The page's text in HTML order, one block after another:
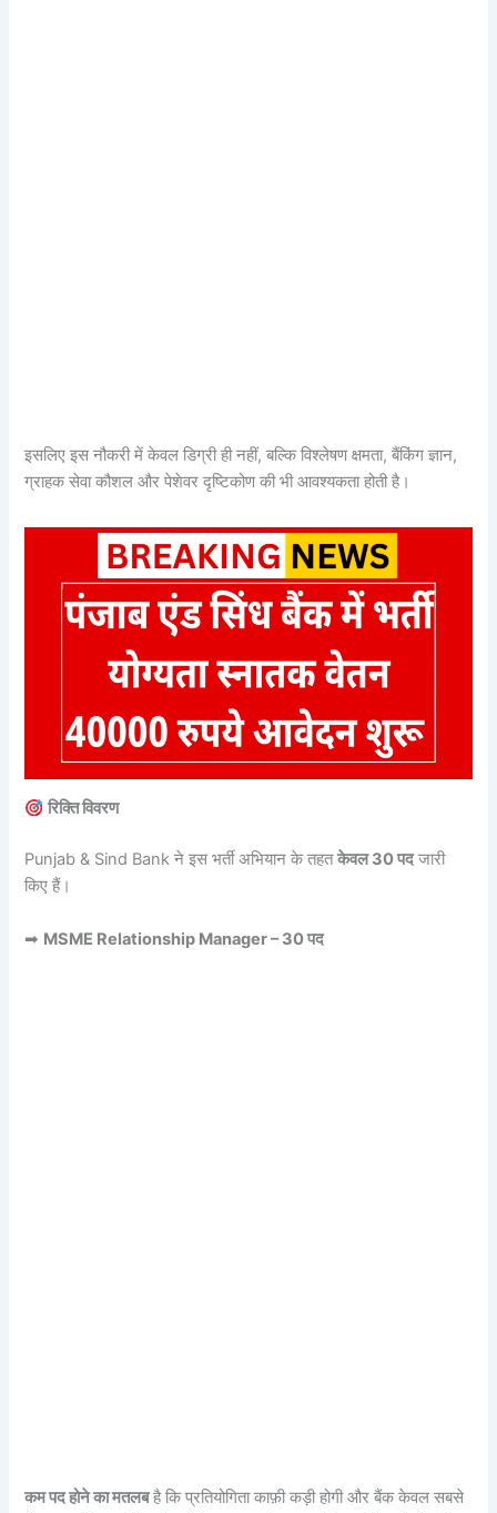
इसलिए इस नौकरी में केवल डिग्री ही नहीं, बल्कि विश्लेषण क्षमता, बैंकिंग ज्ञान,
ग्राहक सेवा कौशल और पेशेवर दृष्टिकोण की भी आवश्यकता होती है।
रिक्ति विवरण
Punjab & Sind Bank ने इस भर्ती अभियान के तहतकेवल 30 पदजारी
किए हैं।
➡ MSME Relationship Manager – 30 पद
कम पद होने का मतलबहै कि प्रतियोगिता काफ़ी कड़ी होगी और बैंक केवल सबसे